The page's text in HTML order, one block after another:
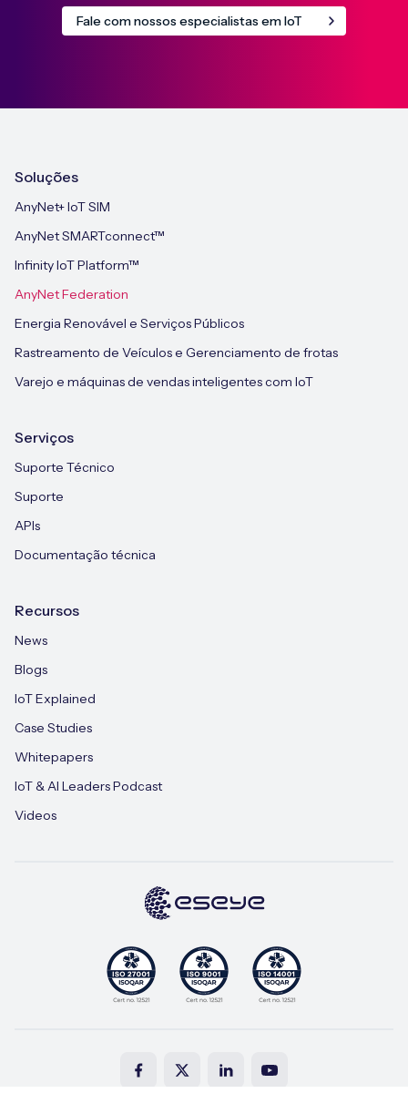
Fale com nossos especialistas em IoT
Soluções
AnyNet+ IoT SIM
AnyNet SMARTconnect™
Infinity IoT Platform™
AnyNet Federation
Energia Renovável e Serviços Públicos
Rastreamento de Veículos e Gerenciamento de frotas
Varejo e máquinas de vendas inteligentes com IoT
Serviços
Suporte Técnico
Suporte
APIs
Documentação técnica
Recursos
News
Blogs
IoT Explained
Case Studies
Whitepapers
IoT & AI Leaders Podcast
Videos